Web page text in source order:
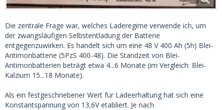
Die zentrale Frage war, welches Laderegime verwende ich, um
der zwangsläufigen Selbstentladung der Batterie
entgegenzuwirken. Es handelt sich um eine 48 V 400 Ah (5h) Blei-
Antimonbatterie (5PzS 400-48). Die Standzeit von Blei-
Antimonbatterien beträgt etwa 4...6 Monate (im Vergleich: Blei-
Kalzium 15...18 Monate).
Als ein festgeschriebener Wert für Ladeerhaltung hat sich eine
Konstantspannung von 13,6V etabliert. Je nach